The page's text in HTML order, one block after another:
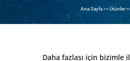
Ana Sayfa>>Ürünler
Daha fazlası için bizimle